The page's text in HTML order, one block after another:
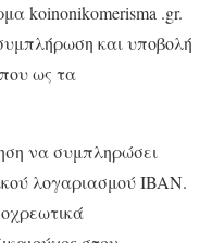
koinonikomerisma .gr.
και υποβολή
ως τα
να συμπληρώσει
λογαριασμού IBAN.